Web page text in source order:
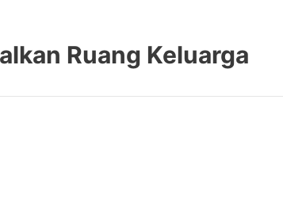
Ruang Keluarga